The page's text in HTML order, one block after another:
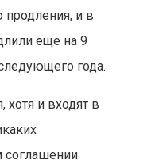
продления, и в
еще на 9
года.
хотя и входят в
соглашении